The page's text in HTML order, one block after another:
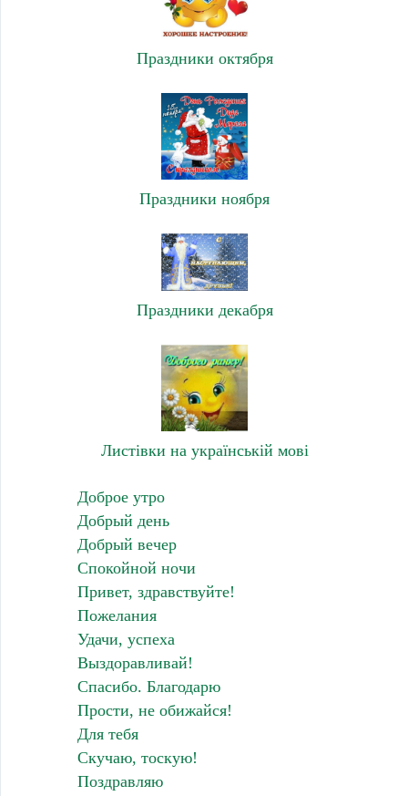
Праздники октября
Праздники ноября
Праздники декабря
Листівки на українській мові
Доброе утро
Добрый день
Добрый вечер
Спокойной ночи
Привет, здравствуйте!
Пожелания
Удачи, успеха
Выздоравливай!
Спасибо. Благодарю
Прости, не обижайся!
Для тебя
Скучаю, тоскую!
Поздравляю